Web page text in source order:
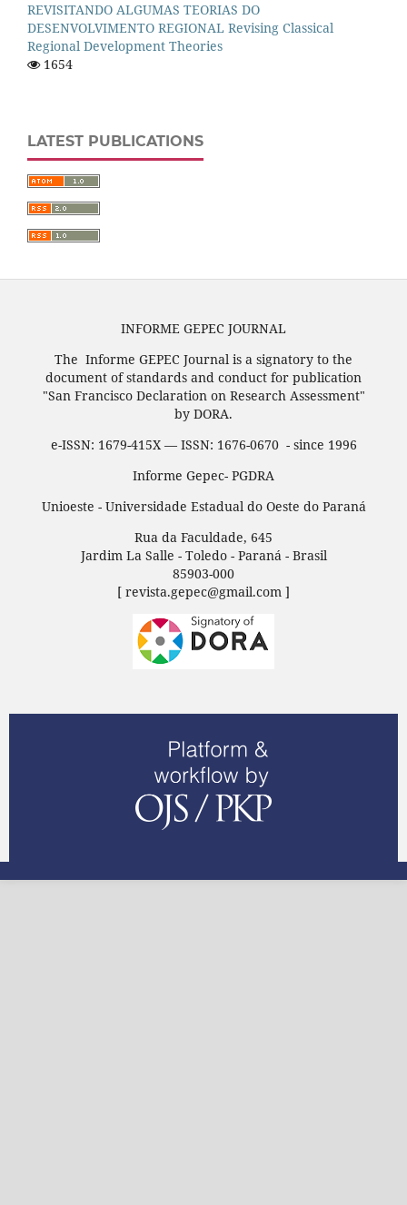
REVISITANDO ALGUMAS TEORIAS DO
DESENVOLVIMENTO REGIONAL Revising Classical
Regional Development Theories
1654
LATEST PUBLICATIONS
INFORME GEPEC JOURNAL
The Informe GEPEC Journal is a signatory to the
document of standards and conduct for publication
"San Francisco Declaration on Research Assessment"
by DORA.
e-ISSN: 1679-415X — ISSN: 1676-0670 - since 1996
Informe Gepec- PGDRA
Unioeste - Universidade Estadual do Oeste do Paraná
Rua da Faculdade, 645
Jardim La Salle - Toledo - Paraná - Brasil
85903-000
[ revista.gepec@gmail.com ]